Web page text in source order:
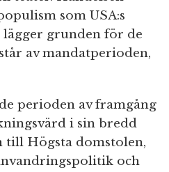
som USA:s
grunden för de
av mandatperioden,
perioden av framgång
i sin bredd
till Högsta domstolen,
och